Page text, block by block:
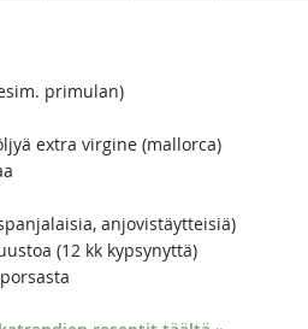
primulan)
extra virgine (mallorca)
anjovistäytteisiä)
(12 kk kypsynyttä)